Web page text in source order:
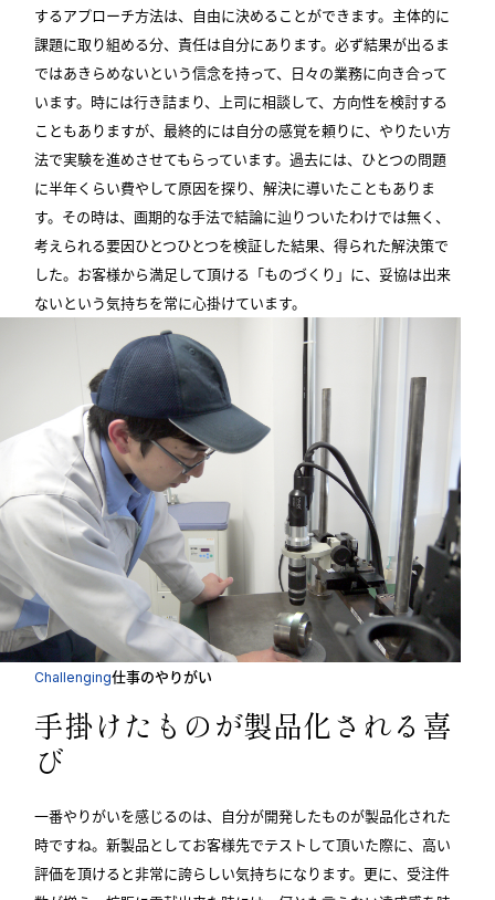
するアプローチ方法は、自由に決めることができます。主体的に
課題に取り組める分、責任は自分にあります。必ず結果が出るま
ではあきらめないという信念を持って、日々の業務に向き合って
います。時には行き詰まり、上司に相談して、方向性を検討する
こともありますが、最終的には自分の感覚を頼りに、やりたい方
法で実験を進めさせてもらっています。過去には、ひとつの問題
に半年くらい費やして原因を探り、解決に導いたこともありま
す。その時は、画期的な手法で結論に辿りついたわけでは無く、
考えられる要因ひとつひとつを検証した結果、得られた解決策で
した。お客様から満足して頂ける「ものづくり」に、妥協は出来
ないという気持ちを常に心掛けています。
Challenging仕事のやりがい
手掛けたものが製品化される喜
び
一番やりがいを感じるのは、自分が開発したものが製品化された
時ですね。新製品としてお客様先でテストして頂いた際に、高い
評価を頂けると非常に誇らしい気持ちになります。更に、受注件